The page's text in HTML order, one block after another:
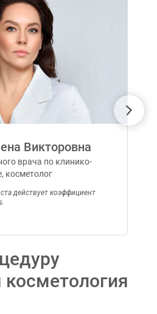
Викторовна
врача по клинико-
косметолог
действует коэффициент
косметология